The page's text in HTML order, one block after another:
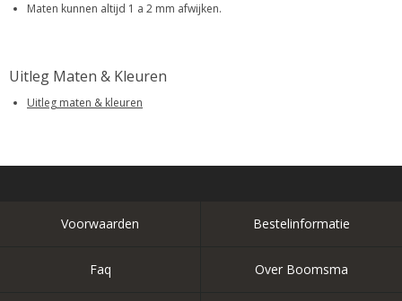
Maten kunnen altijd 1 a 2 mm afwijken.
Uitleg Maten & Kleuren
Uitleg maten & kleuren
Voorwaarden Bestelinformatie
Faq Over Boomsma